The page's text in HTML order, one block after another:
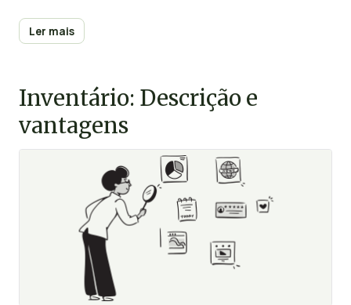
principais obrigações e direitos do inquilino.
Ler mais
Inventário: Descrição e
vantagens